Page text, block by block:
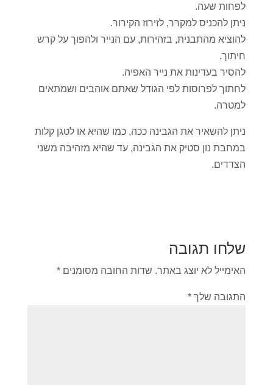
לפחות שעה.
ניתן להכניס למקרר, לזירוז הקירור.
להוציא מהתבנית, בזהירות, עם הנייר ולהפוך על קרש
חיתוך.
להסיר בעדינות את נייר האפיה.
לחתוך לפרוסות לפי הגודל שאתם אוהבים ושמתאים
למטרה.
ניתן להשאיר את הגבינה ככה, כמו שהיא או לטגן קלות
במחבת נון סטיק את הגבינה, עד שהיא מזהיבה משני
הצדדים.
שלחו תגובה
האימייל לא יוצג באתר. שדות החובה מסומנים *
התגובה שלך *